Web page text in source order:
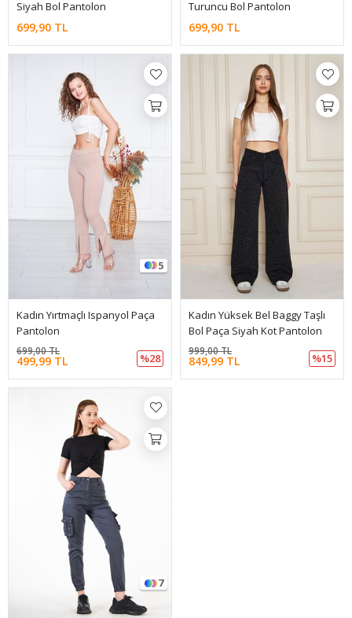
Siyah Bol Pantolon
699,90 TL
Turuncu Bol Pantolon
699,90 TL
5
Kadın Yırtmaçlı Ispanyol Paça
Pantolon
499,99 TL
699,00 TL
%28
Kadın Yüksek Bel Baggy Taşlı
Bol Paça Siyah Kot Pantolon
849,99 TL
999,00 TL
%15
7